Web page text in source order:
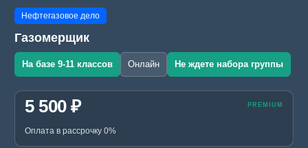
Нефтегазовое дело
Газомерщик
На базе 9-11 классов Онлайн Не ждете набора группы
5 500 ₽
Оплата в рассрочку 0%